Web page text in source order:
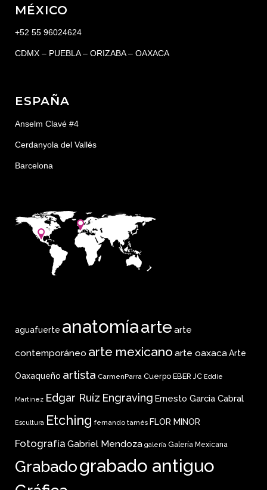
MÉXICO
+52 55 96024624
CDMX – PUEBLA – ORIZABA – OAXACA
ESPAÑA
Anselm Clavé #4
Cerdanyola del Vallés
Barcelona
aguafuerte anatomíaarte arte
contemporáneo arte mexicano arte oaxacaArte
Oaxaqueño artista CarmenParra Cuerpo EBER JC Eddie
Martinez Edgar Ruíz Engraving Ernesto Garcia Cabral
Escultura Etching fernando tamés FLOR MINOR
Fotografía Gabriel Mendoza galería Galería Mexicana
Grabadograbado antiguo